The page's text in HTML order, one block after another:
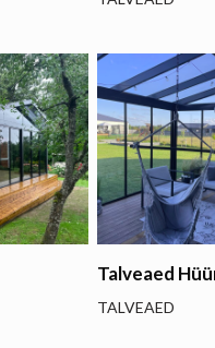
Talveaed
TALVEAED